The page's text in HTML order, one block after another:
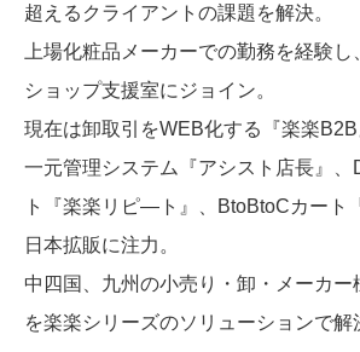
超えるクライアントの課題を解決。
上場化粧品メーカーでの勤務を経験し
ショップ支援室にジョイン。
現在は卸取引をWEB化する『楽楽
一元管理システム『アシスト店長』、
ト『楽楽リピ―ト』、BtoBtoCカート
日本拡販に注力。
中四国、九州の小売り・卸・メーカー
を楽楽シリーズのソリューションで解